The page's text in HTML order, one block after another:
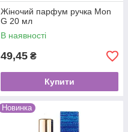
Жіночий парфум ручка Mon
G 20 мл
В наявності
49,45 ₴
Купити
Новинка